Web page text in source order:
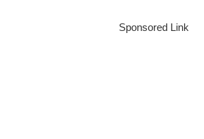
Sponsored Link